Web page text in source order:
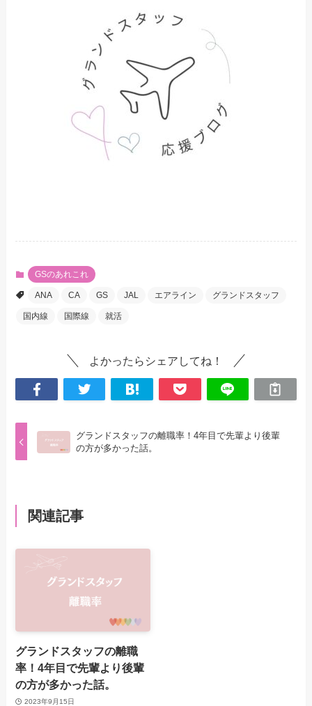
GSのあれこれ
ANA CA GS JAL エアライン グランドスタッフ
国内線 国際線 就活
よかったらシェアしてね！
グランドスタッフの離職率！4年目で先輩より後輩
の方が多かった話。
関連記事
グランドスタッフの離職
率！4年目で先輩より後輩
の方が多かった話。
2023年9月15日